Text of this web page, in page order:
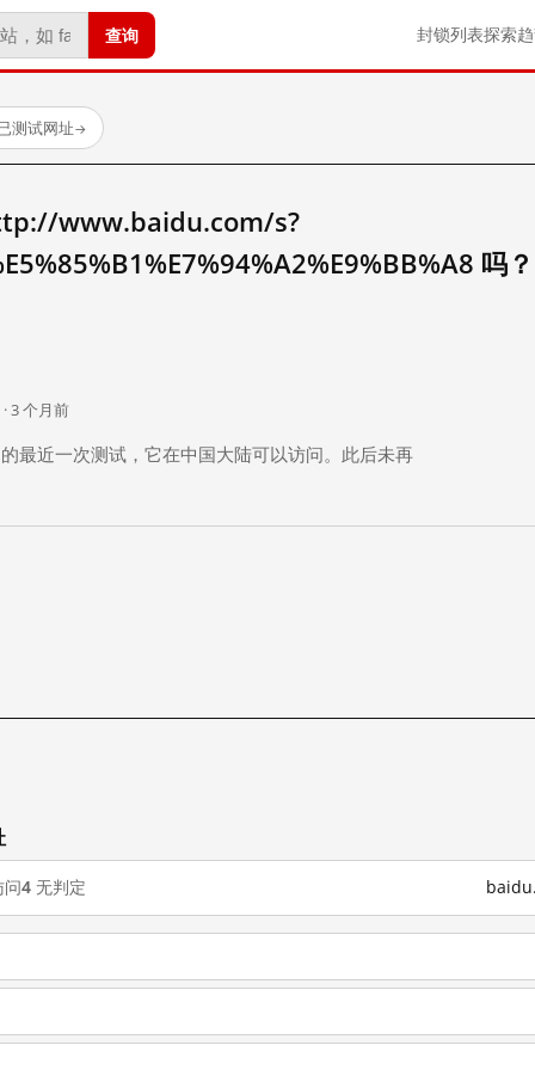
查询 封锁列表探索
测试网址→
www.baidu.com/s?
吗？
3 个月前
最近一次测试，它在中国大陆可以访问。此后未再
问4 无判定